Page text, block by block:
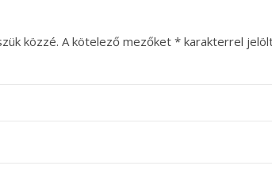
közzé. A kötelező mezőket * karakterrel